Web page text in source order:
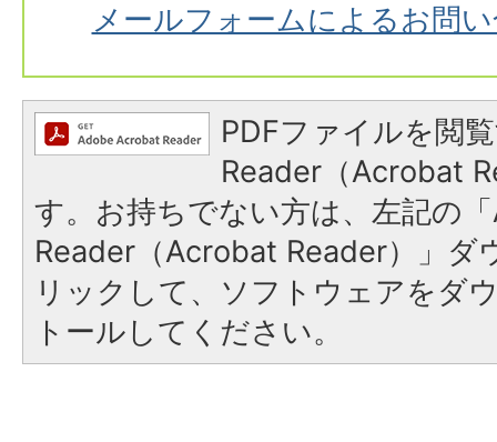
メールフォームによるお問
PDFファイルを閲
Reader（Acrobat
す。お持ちでない方は、左記の
Reader（Acrobat Reader）」ダ
リックして、ソフトウェアをダ
トールしてください。